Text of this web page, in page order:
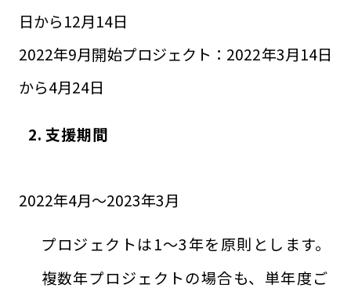
日から12月14日
2022年9月開始プロジェクト：2022年3月14日
から4月24日
2. 支援期間
2022年4月～2023年3月
プロジェクトは1～3年を原則とします。
複数年プロジェクトの場合も、単年度ご